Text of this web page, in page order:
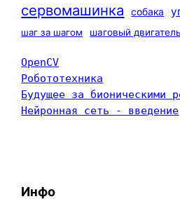
сервомашинка собака
шаг за шагом шаговый двигатель
OpenCV
Робототехника
Будущее за бионическими
Нейронная сеть - введение
Инфо